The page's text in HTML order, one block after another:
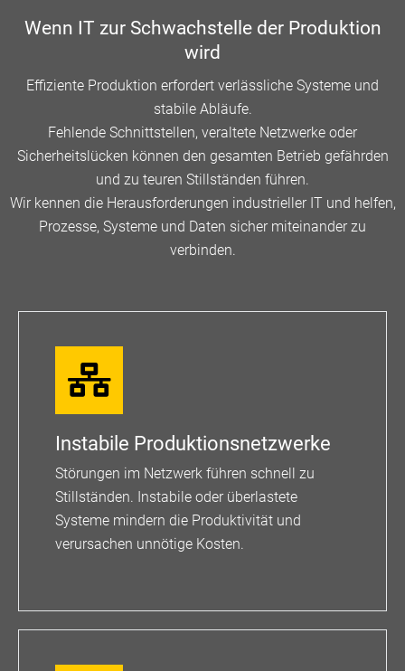
Wenn IT zur Schwachstelle der Produktion
wird
Effiziente Produktion erfordert verlässliche Systeme und
stabile Abläufe.
Fehlende Schnittstellen, veraltete Netzwerke oder
Sicherheitslücken können den gesamten Betrieb gefährden
und zu teuren Stillständen führen.
Wir kennen die Herausforderungen industrieller IT und helfen,
Prozesse, Systeme und Daten sicher miteinander zu
verbinden.
Instabile Produktionsnetzwerke
Störungen im Netzwerk führen schnell zu
Stillständen. Instabile oder überlastete
Systeme mindern die Produktivität und
verursachen unnötige Kosten.